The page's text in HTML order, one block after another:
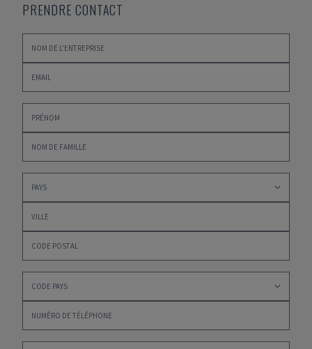
PRENDRE CONTACT